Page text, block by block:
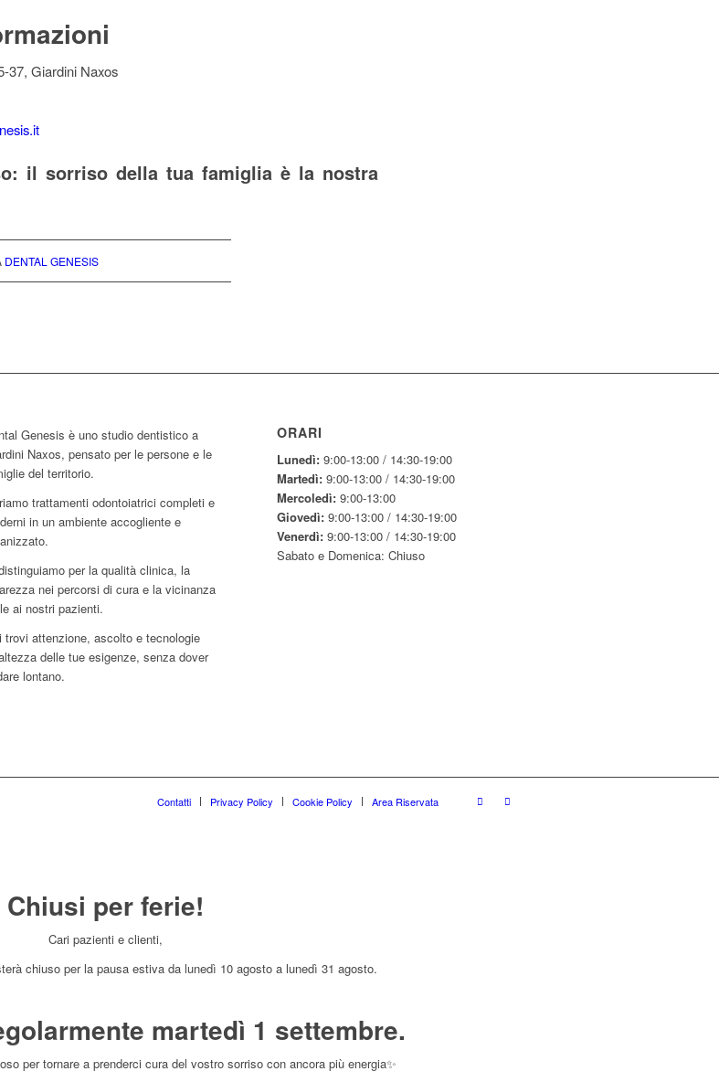
37, Giardini Naxos
il sorriso della tua famiglia è la nostra
DENTAL GENESIS
Genesis è uno studio dentistico a
Naxos, pensato per le persone e le
del territorio.
trattamenti odontoiatrici completi e
in un ambiente accogliente e
per la qualità clinica, la
nei percorsi di cura e la vicinanza
ai nostri pazienti.
trovi attenzione, ascolto e tecnologie
delle tue esigenze, senza dover
lontano.
ORARI
Lunedì: 9:00-13:00 / 14:30-19:00
Martedì: 9:00-13:00 / 14:30-19:00
Mercoledì: 9:00-13:00
Giovedì: 9:00-13:00 / 14:30-19:00
Venerdì: 9:00-13:00 / 14:30-19:00
Sabato e Domenica: Chiuso
Contatti Privacy Policy Cookie Policy Area Riservata
Chiusi per ferie!
Cari pazienti e clienti,
chiuso per la pausa estiva da lunedì 10 agosto a lunedì 31 agosto.
martedì 1 settembre.
per tornare a prenderci cura del vostro sorriso con ancora più energia✨